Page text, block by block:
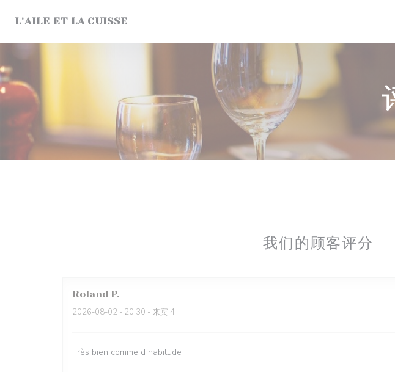
L'AILE ET LA CUISSE
我们的顾客评分
Roland P
2026-08-02 - 20:30 - 来宾 4
Très bien comme d habitude